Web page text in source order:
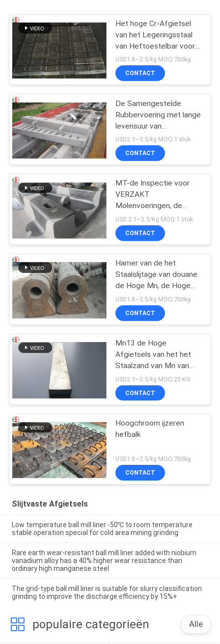
Het hoge Cr-Afgietsel
van het Legeringsstaal
van Heftoestelbar voor
Molendelen, Slijtvaste
EB2009
USD1.8~2.5/kg MOQ:700kg
CONTACT
De Samengestelde
Rubbervoering met lange
levensuur van
Staalvoeringen voor
VERZAKT de Molens
EB862 van de Molenbal
USD2.1~2.5/kg MOQ:1 stuk
CONTACT
MT-de Inspectie voor
VERZAKT
Molenvoeringen, de
Voeringsvervanging van
de Balmolen
USD 2.1~2.5/Kg MOQ:1 stuk
CONTACT
Hamer van de het
Staalslijtage van douane
de Hoge Mn, de Hoge
Hamer Uit gegoten staal
EB19047 van de
Chromiumlegering
USD1.8~2.5/kg MOQ:700kg
CONTACT
Mn13 de Hoge
Afgietsels van het het
Staalzand van Mn van
het Mangaanstaal
AS2074 H1A Hoge
USD2.1~2.5/kg MOQ:20 KG
CONTACT
Hoogchroom ijzeren
hefbalk
USD1.8~2.5/kg MOQ:700kg
CONTACT
Slijtvaste Afgietsels
Low temperature ball mill liner -50℃ to room temperature
stable operation special for cold area mining grinding
Rare earth wear-resistant ball mill liner added with niobium
vanadium alloy has a 40% higher wear resistance than
ordinary high manganese steel
The grid-type ball mill liner is suitable for slurry classification
grinding to improve the discharge efficiency by 15%+
populaire categorieën Alle